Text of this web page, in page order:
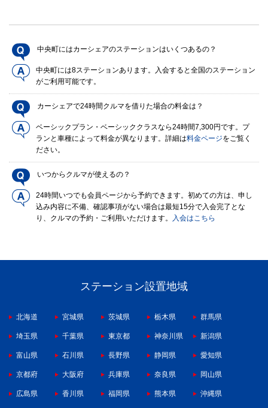
中央町にはカーシェアのステーションはいくつあるの？
中央町には8ステーションあります。入会すると全国のステーション
がご利用可能です。
カーシェアで24時間クルマを借りた場合の料金は？
ベーシックプラン・ベーシッククラスなら24時間7,300円です。プ
ランと車種によって料金が異なります。詳細は料金ページをご覧く
ださい。
いつからクルマが使えるの？
24時間いつでも会員ページから予約できます。初めての方は、申し
込み内容に不備、確認事項がない場合は最短15分で入会完了とな
り、クルマの予約・ご利用いただけます。
入会はこちら
ステーション設置地域
北海道 宮城県 茨城県 栃木県 群馬県
埼玉県 千葉県 東京都 神奈川県 新潟県
富山県 石川県 長野県 静岡県 愛知県
京都府 大阪府 兵庫県 奈良県 岡山県
広島県 香川県 福岡県 熊本県 沖縄県